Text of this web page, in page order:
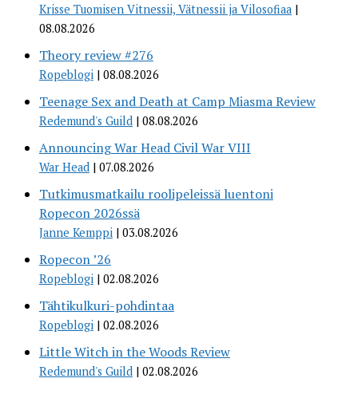
Krisse Tuomisen Vitnessii, Vätnessii ja Vilosofiaa
08.08.2026
Theory review #276
Ropeblogi 08.08.2026
Teenage Sex and Death at Camp Miasma Review
Redemund's Guild 08.08.2026
Announcing War Head Civil War VIII
War Head 07.08.2026
Tutkimusmatkailu roolipeleissä luentoni
Ropecon 2026ssä
Janne Kemppi 03.08.2026
Ropecon ’26
Ropeblogi 02.08.2026
Tähtikulkuri-pohdintaa
Ropeblogi 02.08.2026
Little Witch in the Woods Review
Redemund's Guild 02.08.2026